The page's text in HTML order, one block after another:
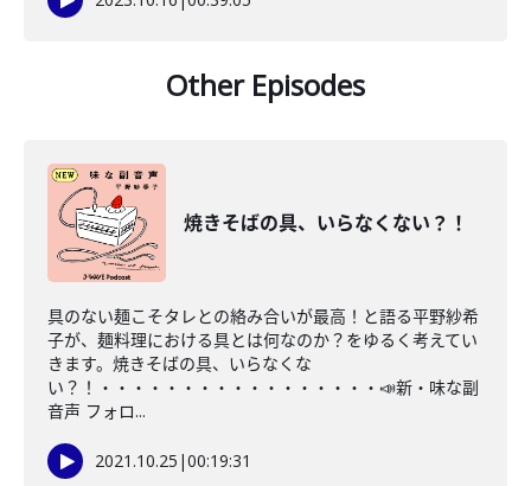
Other Episodes
焼きそばの具、いらなくない？！
具のない麺こそタレとの絡み合いが最高！と語る平野紗希
子が、麺料理における具とは何なのか？をゆるく考えてい
きます。焼きそばの具、いらなくな
い？！・・・・・・・・・・・・・・・・・📣新・味な副
音声 フォロ...
2021.10.25 |00:19:31